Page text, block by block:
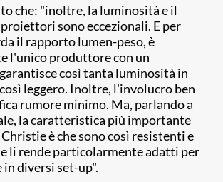
che: "inoltre, la luminosità e il
sono eccezionali. E per
il rapporto lumen-peso, è
l'unico produttore con un
così tanta luminosità in
leggero. Inoltre, l'involucro ben
rumore minimo. Ma, parlando a
la caratteristica più importante
è che sono così resistenti e
li rende particolarmente adatti per
diversi set-up".